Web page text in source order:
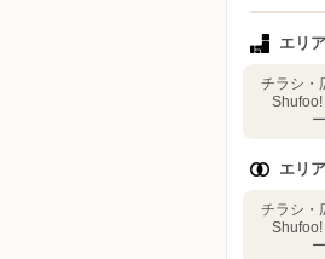
エリ
チラシ・
ー
エリ
チラシ・
ー